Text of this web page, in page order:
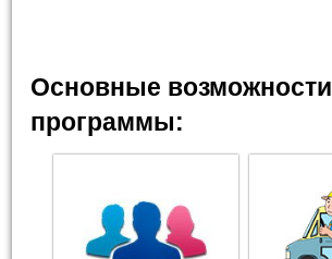
Основные возможности
программы: